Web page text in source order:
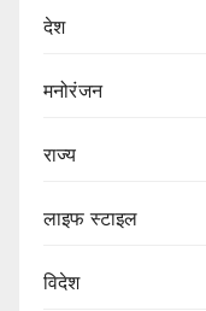
देश
मनोरंजन
राज्य
लाइफ स्टाइल
विदेश